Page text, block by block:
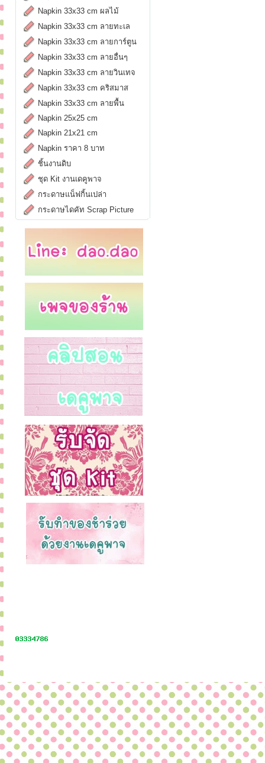
Napkin 33x33 cm ผลไม้
Napkin 33x33 cm ลายทะเล
Napkin 33x33 cm ลายการ์ตูน
Napkin 33x33 cm ลายอื่นๆ
Napkin 33x33 cm ลายวินเทจ
Napkin 33x33 cm คริสมาส
Napkin 33x33 cm ลายพื้น
Napkin 25x25 cm
Napkin 21x21 cm
Napkin ราคา 8 บาท
ชิ้นงานดิบ
ชุด Kit งานเดคูพาจ
กระดาษแน็ฟกิ้นเปล่า
กระดาษไดคัท Scrap Picture